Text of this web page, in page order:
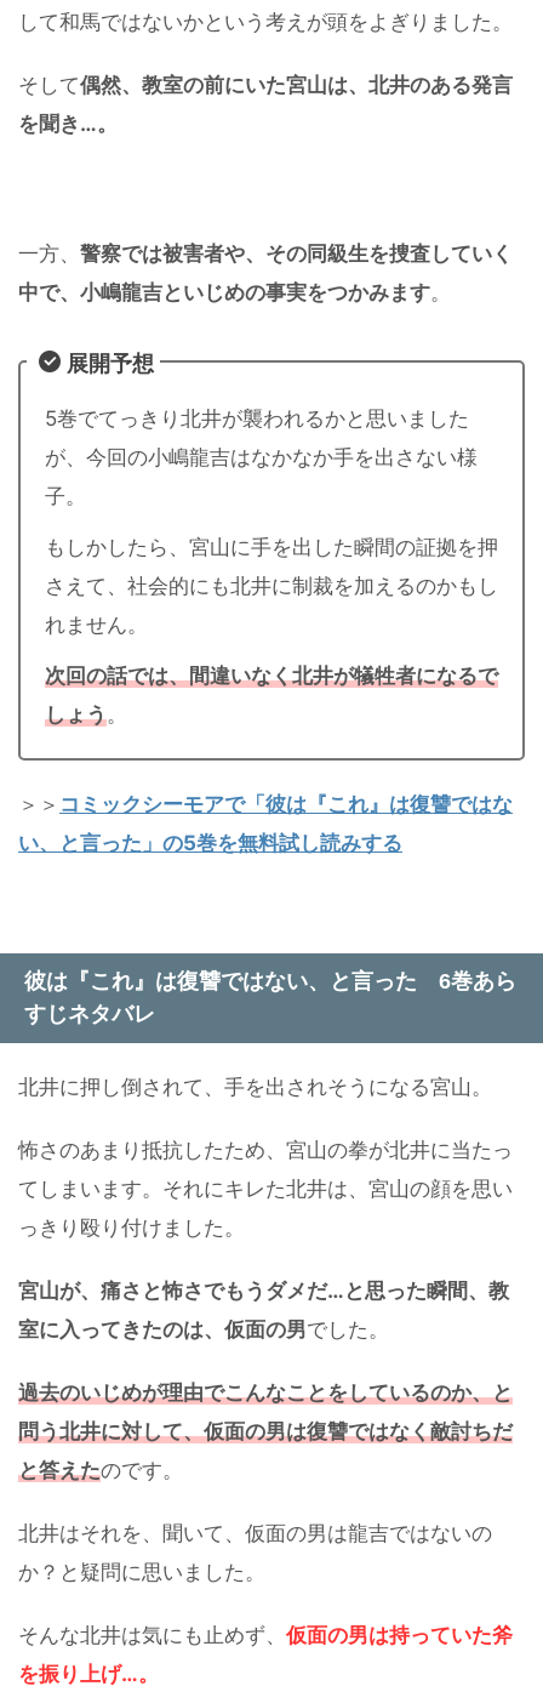
して和馬ではないかという考えが頭をよぎりました。
そして偶然、教室の前にいた宮山は、北井のある発言
を聞き…。
一方、 警察では被害者や、その同級生を捜査していく
中で、小嶋龍吉といじめの事実をつかみます。
展開予想
5巻でてっきり北井が襲われるかと思いました
が、今回の小嶋龍吉はなかなか手を出さない様
子。
もしかしたら、宮山に手を出した瞬間の証拠を押
さえて、社会的にも北井に制裁を加えるのかもし
れません。
次回の話では、間違いなく北井が犠牲者になるで
しょう。
＞＞ コミックシーモアで「彼は『これ』は復讐ではな
い、と言った」の5巻を無料試し読みする
彼は『これ』は復讐ではない、と言った 6巻あら
すじネタバレ
北井に押し倒されて、手を出されそうになる宮山。
怖さのあまり抵抗したため、宮山の拳が北井に当たっ
てしまいます。それにキレた北井は、宮山の顔を思い
っきり殴り付けました。
宮山が、痛さと怖さでもうダメだ…と思った瞬間、教
室に入ってきたのは、仮面の男でした。
過去のいじめが理由でこんなことをしているのか、と
問う北井に対して、仮面の男は復讐ではなく敵討ちだ
と答えたのです。
北井はそれを、聞いて、仮面の男は龍吉ではないの
か？と疑問に思いました。
そんな北井は気にも止めず、 仮面の男は持っていた斧
を振り上げ…。